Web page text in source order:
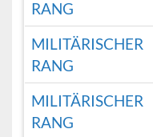
RANG
MILITÄRISCHER
RANG
MILITÄRISCHER
RANG